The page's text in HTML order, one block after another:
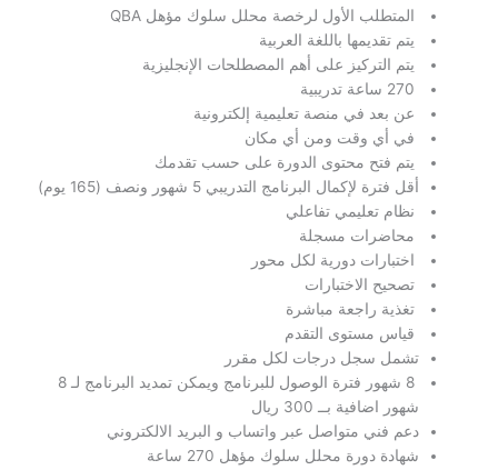
المتطلب الأول لرخصة محلل سلوك مؤهل QBA
يتم تقديمها باللغة العربية
يتم التركيز على أهم المصطلحات الإنجليزية
عن بعد في منصة تعليمية إلكترونية
في أي وقت ومن أي مكان
يتم فتح محتوى الدورة على حسب تقدمك
أقل فترة لإكمال البرنامج التدريبي 5 شهور ونصف (165 يوم)
نظام تعليمي تفاعلي
محاضرات مسجلة
اختبارات دورية لكل محور
تصحيح الاختبارات
تغذية راجعة مباشرة
قياس مستوى التقدم
تشمل سجل درجات لكل مقرر
8 شهور فترة الوصول للبرنامج ويمكن تمديد البرنامج لـ 8
شهور اضافية بــ 300 ريال
دعم فني متواصل عبر واتساب و البريد الالكتروني
شهادة دورة محلل سلوك مؤهل 270 ساعة